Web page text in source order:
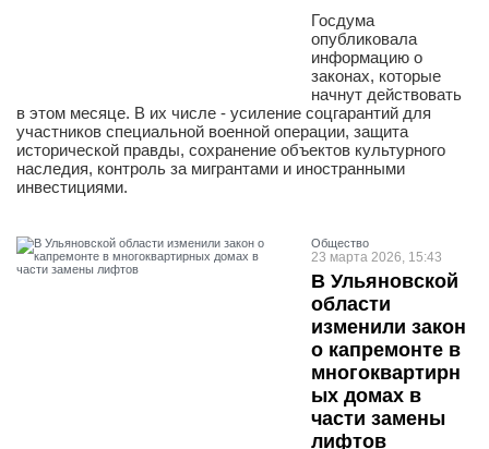
Госдума
опубликовала
информацию о
законах, которые
начнут действовать
в этом месяце. В их числе - усиление соцгарантий для
участников специальной военной операции, защита
исторической правды, сохранение объектов культурного
наследия, контроль за мигрантами и иностранными
инвестициями.
Общество
23 марта 2026, 15:43
В Ульяновской
области
изменили закон
о капремонте в
многоквартирн
ых домах в
части замены
лифтов